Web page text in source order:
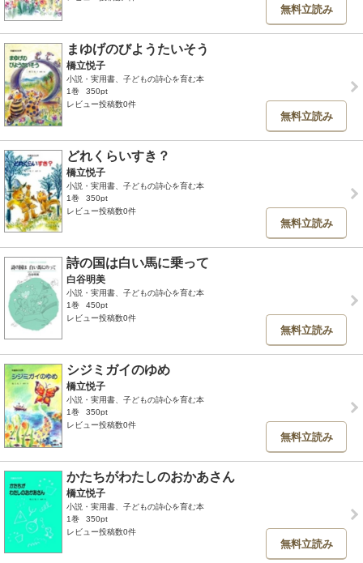
無料立読み
まゆげのびようたいそう
橋立悦子
小説・実用書、子どもの詩心を育む本
1巻
350pt
レビュー投稿数0件
無料立読み
どれくらいすき？
橋立悦子
小説・実用書、子どもの詩心を育む本
1巻
350pt
レビュー投稿数0件
無料立読み
詩の国は白い馬に乗って
白谷明美
小説・実用書、子どもの詩心を育む本
1巻
450pt
レビュー投稿数0件
無料立読み
シジミガイのゆめ
橋立悦子
小説・実用書、子どもの詩心を育む本
1巻
350pt
レビュー投稿数0件
無料立読み
かたちがわたしのおかあさん
橋立悦子
小説・実用書、子どもの詩心を育む本
1巻
350pt
レビュー投稿数0件
無料立読み